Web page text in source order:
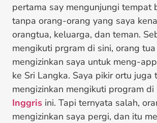
pertama say mengunjungi tempat
tanpa orang-orang yang saya
orangtua, keluarga, dan teman.
mengikuti prgram di sini, orang
mengizinkan saya untuk meng-
ke Sri Langka. Saya pikir ortu juga
mengizinkan mengikuti program di
Inggris ini. Tapi ternyata salah,
mengizinkan saya pergi, dan itu